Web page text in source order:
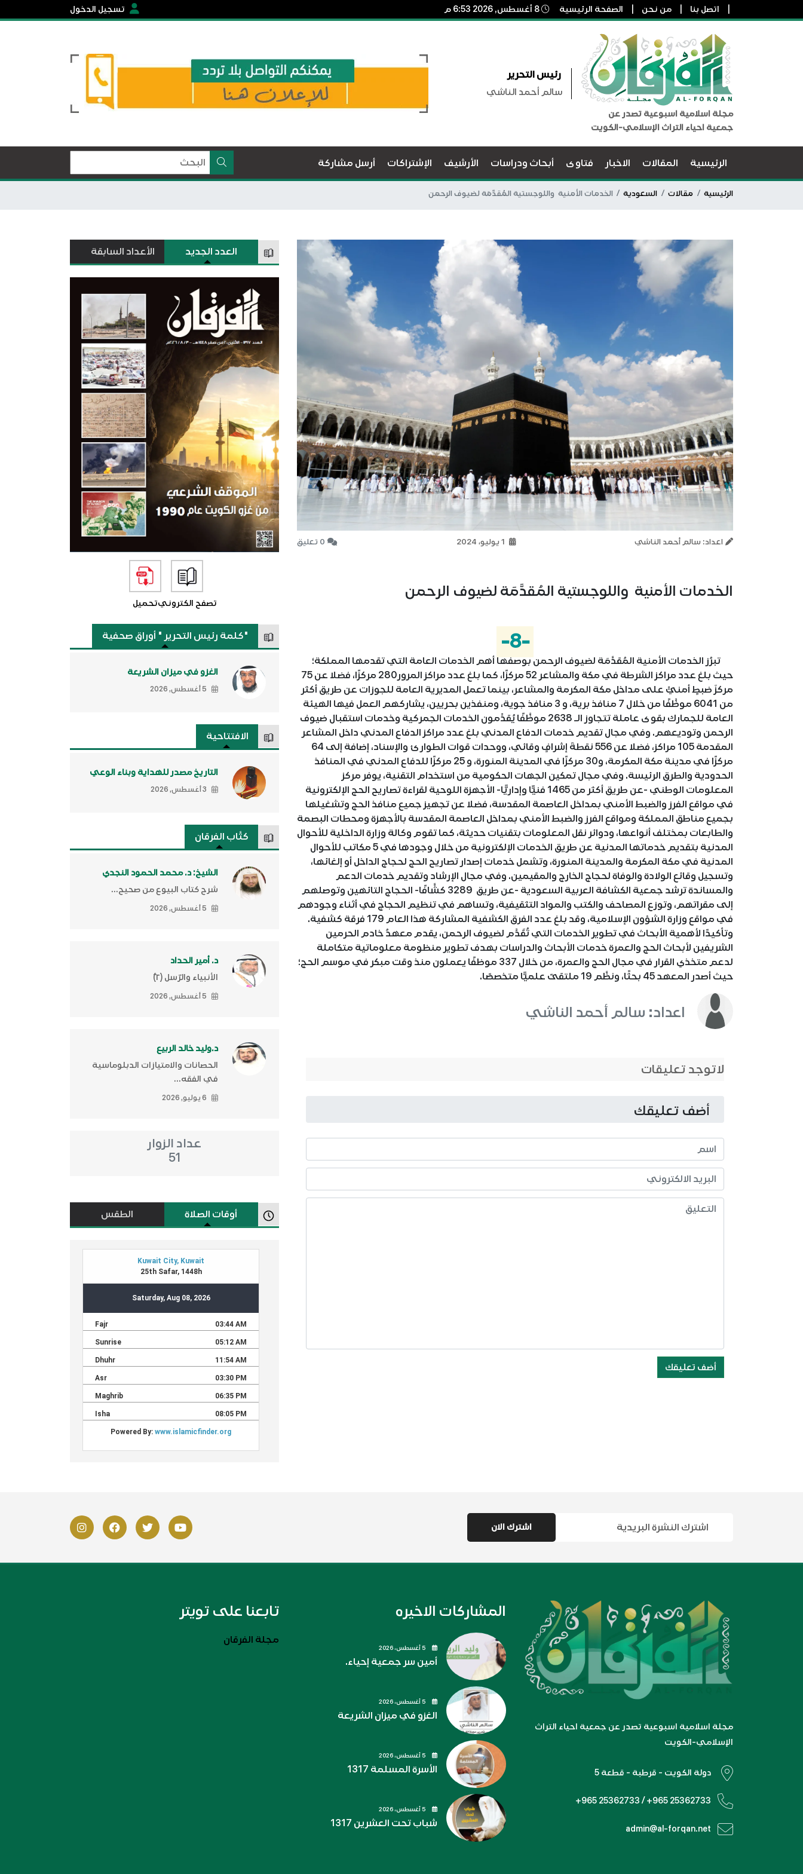
اتصل بنا من نحن الصفحة الرئيسية تسجيل الدخول
مجلة اسلامية اسبوعية تصدر عن
جمعية احياء التراث الإسلامي-الكويت
رئيس التحرير
سالم أحمد الناشي
الرئيسية المقالات الاخبار فتاوى أبحاث ودراسات الأرشيف الإشتراكات أرسل مشاركة
الرئيسية مقالات السعودية الخدمات الأمنية واللوجستية المُقدَّمَة لضيوف الرحمن
اعداد: سالم أحمد الناشي 0 تعليق
الخدمات الأمنية واللوجستية المُقدَّمَة لضيوف الرحمن
-8-
تبرُز الخدمات الأمنية المُقدَّمَة لضيوف الرحمن بوصفها أهم الخدمات العامة التي تقدمها المملكة؛
حيث بلغ عدد مراكز الشرطة في مكة والمشاعر 52 مركزًا، كما بلغ عدد مراكز المرور280 مركزًا، فضلا عن 75
مركزَ ضبطٍ أمنيٍّ على مداخل مكة المكرمة والمشاعر، بينما تعمل المديرية العامة للجوزات عن طريق أكثر
من 6041 موظَّفًا من خلال 7 منافذ برية، و 3 منافذ جوية، ومنفذين بحريين، يشاركهم العمل فيها الهيئة
العامة للجمارك بقوى عاملة تتجاوز الـ 2638 موظَّفًا يُقدِّمون الخدمات الجمركية وخدمات استقبال ضيوف
الرحمن وتوديعهم. وفي مجال تقديم خدمات الدفاع المدني بلغ عدد مراكز الدفاع المدني داخل المشاعر
المقدمة 105 مراكز، فضلا عن 556 نقطةَ إشرافٍ وقائي، ووحدات قوات الطوارئ والإسناد، إضافة إلى 64
مركزًا في مدينة مكة المكرمة، و30 مركزًا في المدينة المنورة، و 25 مركزًا للدفاع المدني في المنافذ
الحدودية والطرق الرئيسة. وفي مجال تمكين الجهات الحكومية من استخدام التقنية، يوفر مركز
المعلومات الوطني -عن طريق أكثر من 1465 فنيًّا وإداريًّا- الأجهزة اللوحية لقراءة تصاريح الحج الإلكترونية
في مواقع الفرز والضبط الأمني بمداخل العاصمة المقدسة، فضلا عن تجهيز جميع منافذ الحج وتشغيلها
بجميع مناطق المملكة ومواقع الفرز والضبط الأمني بمداخل العاصمة المقدسة بالأجهزة ومحطات البصمة
والطابعات بمختلف أنواعها، ودوائر نقل المعلومات بتقنيات حديثة، كما تقوم وكالة وزارة الداخلية للأحوال
المدنية بتقديم خدماتها المدنية عن طريق الخدمات الإلكترونية من خلال وجودها في 5 مكاتب للأحوال
المدنية في مكة المكرمة والمدينة المنورة، وتشمل خدمات إصدار تصاريح الحج لحجاج الداخل أو إلغائها،
وتسجيل وقائع الولادة والوفاة لحجاج الخارج والمقيمين. وفي مجال الإرشاد وتقديم خدمات الدعم
والمساندة ترشد جمعية الكشافة العربية السعودية -عن طريق 3289 كشَّافًا- الحجاج التائهين وتوصلهم
إلى مقراتهم، وتوزع المصاحف والكتب والمواد التثقيفية، وتساهم في تنظيم الحجاج في أثناء وجودهم
في مواقع وزارة الشؤون الإسلامية، وقد بلغ عدد الفرق الكشفية المشاركة هذا العام 179 فرقة كشفية.
وتأكيدًا لأهمية الأبحاث في تطوير الخدمات التي تُقَدَّم لضيوف الرحمن، يقدم معهدُ خادم الحرمين
الشريفين لأبحاث الحج والعمرة خدمات الأبحاث والدراسات بهدف تطوير منظومة معلوماتية متكاملة
لدعم متخذي القرار في مجال الحج والعمرة، من خلال 337 موظفًا يعملون منذ وقت مبكر في موسم الحج؛
حيث أصدر المعهد 45 بحثًا، ونظَّم 19 ملتقىً علميًّا متخصصًا.
اعداد: سالم أحمد الناشي
لاتوجد تعليقات
أضف تعليقك
أضف تعليقك
العدد الجديد الأعداد السابقة
تصفح الكترونيتحميل
"كلمة رئيس التحرير " أوراق صحفية
الغزو في ميزان الشريعة
5 أغسطس, 2026
الافتتاحية
التاريخ مصدر للهداية وبناء الوعي
3 أغسطس, 2026
كتَّاب الفرقان
الشيخ: د. محمد الحمود النجدي
شرح كتاب البيوع من صحيح...
5 أغسطس, 2026
د. أمير الحداد
الأنبياء والرّسل (٢)ّ
5 أغسطس, 2026
د.وليد خالد الربيع
الحصانات والامتيازات الدبلوماسية
في الفقه...
6 يوليو, 2026
عداد الزوار
51
أوقات الصلاة الطقس
مجلة اسلامية اسبوعية تصدر عن جمعية احياء التراث
الإسلامي-الكويت
دولة الكويت - قرطبة - قطعة 5
+965 25362733 / +965 25362733
admin@al-forqan.net
المشاركات الاخيره
أمين سر جمعية إحياء.
الغزو في ميزان الشريعة
الأسرة المسلمة 1317
شباب تحت العشرين 1317
تابعنا على تويتر
مجلة الفرقان